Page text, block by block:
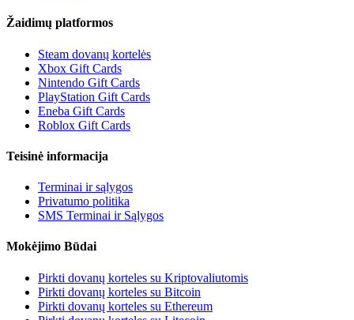
Žaidimų platformos
Steam dovanų kortelės
Xbox Gift Cards
Nintendo Gift Cards
PlayStation Gift Cards
Eneba Gift Cards
Roblox Gift Cards
Teisinė informacija
Terminai ir sąlygos
Privatumo politika
SMS Terminai ir Sąlygos
Mokėjimo Būdai
Pirkti dovanų korteles su Kriptovaliutomis
Pirkti dovanų korteles su Bitcoin
Pirkti dovanų korteles su Ethereum